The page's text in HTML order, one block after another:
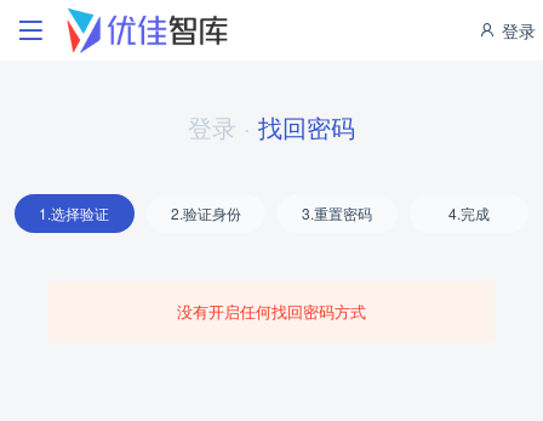
登录
登录 · 找回密码
1.选择验证 2.验证身份 3.重置密码 4.完成
没有开启任何找回密码方式